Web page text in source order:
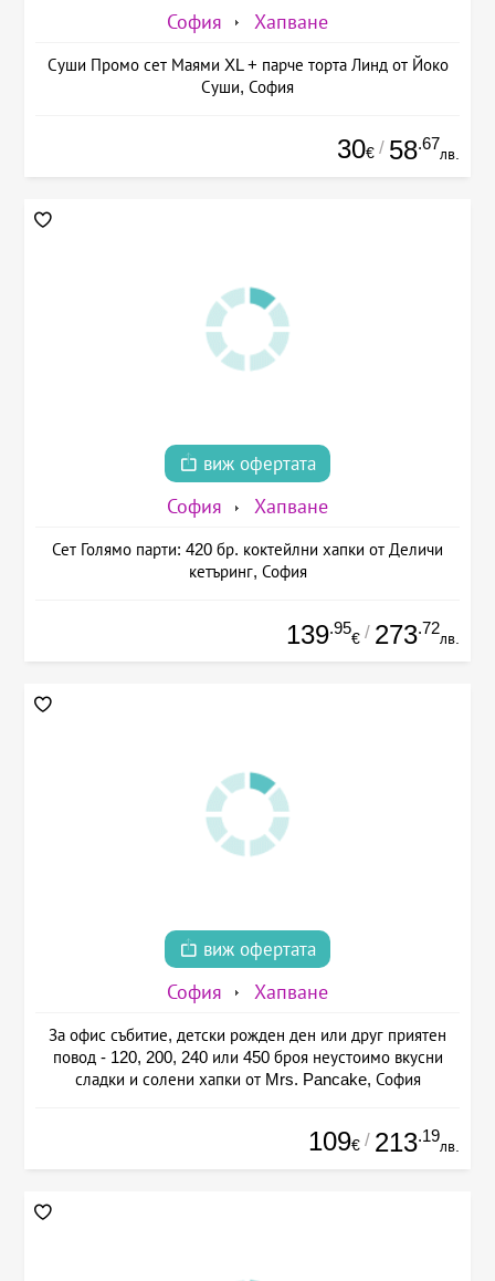
София Хапване
Суши Промо сет Маями XL + парче торта Линд от Йоко
Суши, София
30€ / 58.67
лв.
виж офертата
София Хапване
Сет Голямо парти: 420 бр. коктейлни хапки от Деличи
кетъринг, София
139.95
€ / 273.72
лв.
виж офертата
София Хапване
За офис събитие, детски рожден ден или друг приятен
повод - 120, 200, 240 или 450 броя неустоимо вкусни
сладки и солени хапки от Mrs. Pancake, София
109€ / 213.19
лв.